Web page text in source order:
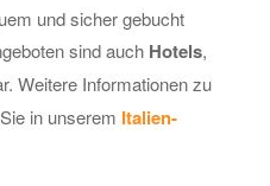
und sicher gebucht
sind auch Hotels,
Weitere Informationen zu
in unserem Italien-